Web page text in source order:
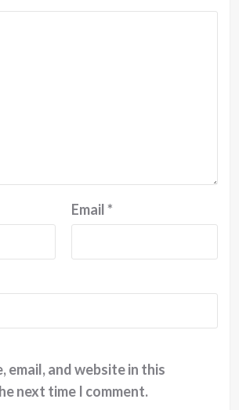
Email*
email, and website in this
next time I comment.